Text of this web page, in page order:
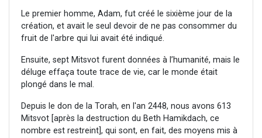
Le premier homme, Adam, fut créé le sixième jour de la
création, et avait le seul devoir de ne pas consommer du
fruit de l'arbre qui lui avait été indiqué.
Ensuite, sept Mitsvot furent données à l’humanité, mais le
déluge effaça toute trace de vie, car le monde était
plongé dans le mal.
Depuis le don de la Torah, en l'an 2448, nous avons 613
Mitsvot [après la destruction du Beth Hamikdach, ce
nombre est restreint], qui sont, en fait, des moyens mis à